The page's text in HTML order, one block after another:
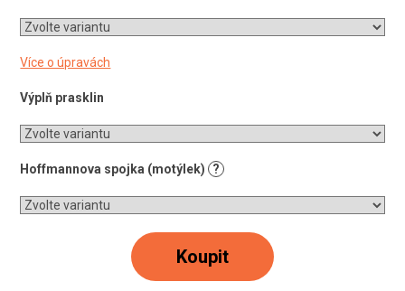
Více o úpravách
Výplň prasklin
Hoffmannova spojka (motýlek) ?
Koupit